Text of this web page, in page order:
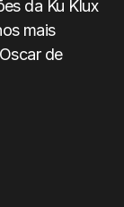
da Ku Klux
mais
de